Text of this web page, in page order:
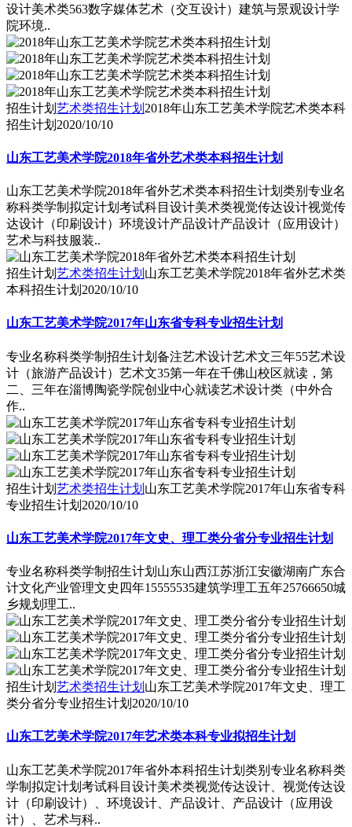
设计美术类563数字媒体艺术（交互设计）建筑与景观设计学
院环境..
招生计划 艺术类招生计划 2018年山东工艺美术学院艺术类本科
招生计划 2020/10/10
山东工艺美术学院2018年省外艺术类本科招生计划
山东工艺美术学院2018年省外艺术类本科招生计划类别专业名
称科类学制拟定计划考试科目设计美术类视觉传达设计视觉传
达设计（印刷设计）环境设计产品设计产品设计（应用设计）
艺术与科技服装..
招生计划 艺术类招生计划 山东工艺美术学院2018年省外艺术类
本科招生计划 2020/10/10
山东工艺美术学院2017年山东省专科专业招生计划
专业名称科类学制招生计划备注艺术设计艺术文三年55艺术设
计（旅游产品设计）艺术文35第一年在千佛山校区就读，第
二、三年在淄博陶瓷学院创业中心就读艺术设计类（中外合
作..
招生计划 艺术类招生计划 山东工艺美术学院2017年山东省专科
专业招生计划 2020/10/10
山东工艺美术学院2017年文史、理工类分省分专业招生计划
专业名称科类学制招生计划山东山西江苏浙江安徽湖南广东合
计文化产业管理文史四年15555535建筑学理工五年25766650城
乡规划理工..
招生计划 艺术类招生计划 山东工艺美术学院2017年文史、理工
类分省分专业招生计划 2020/10/10
山东工艺美术学院2017年艺术类本科专业拟招生计划
山东工艺美术学院2017年省外本科招生计划类别专业名称科类
学制拟定计划考试科目设计美术类视觉传达设计、视觉传达设
计（印刷设计）、环境设计、产品设计、产品设计（应用设
计）、艺术与科..